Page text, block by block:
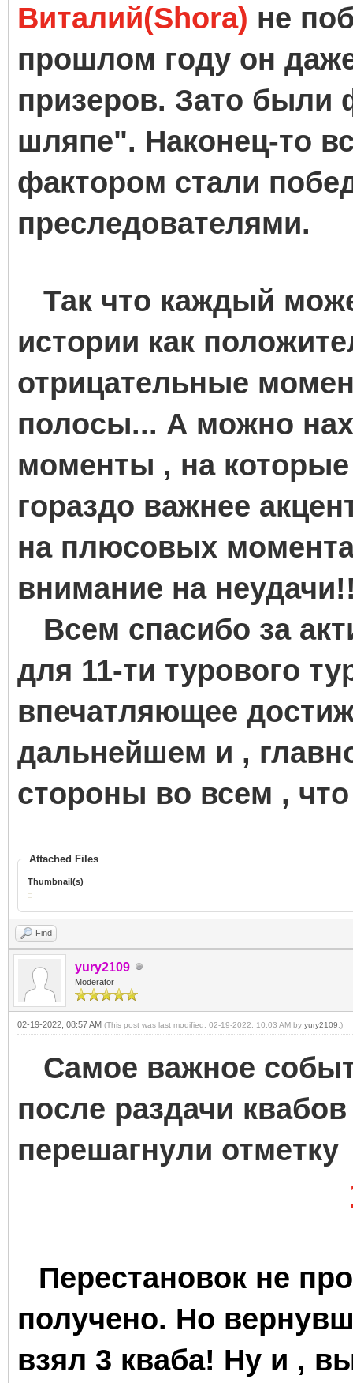
Виталий(Shora) не
прошлом году он
призеров. Зато были
шляпе". Наконец-то
фактором стали
преследователями.
Так что каждый
истории как
отрицательные
полосы... А можно
моменты , на
гораздо важнее
на плюсовых
внимание на
Всем спасибо за
для 11-ти турового
впечатляющее
дальнейшем и ,
стороны во всем ,
Attached Files
Thumbnail(s)
Find
yury2109
Moderator
02-19-2022, 08:57 AM (This post was last modified: 02-19-2022, 10:03 AM by yury2109 .)
Самое важное
после раздачи
перешагнули отметку
Перестановок не
получено. Но
взял 3 кваба! Ну и ,